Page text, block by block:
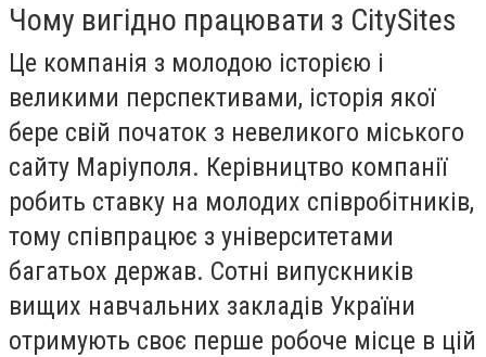
Чому вигідно працювати з CitySites
Це компанія з молодою історією і
великими перспективами, історія якої
бере свій початок з невеликого міського
сайту Маріуполя. Керівництво компанії
робить ставку на молодих співробітників,
тому співпрацює з університетами
багатьох держав. Сотні випускників
вищих навчальних закладів України
отримують своє перше робоче місце в цій